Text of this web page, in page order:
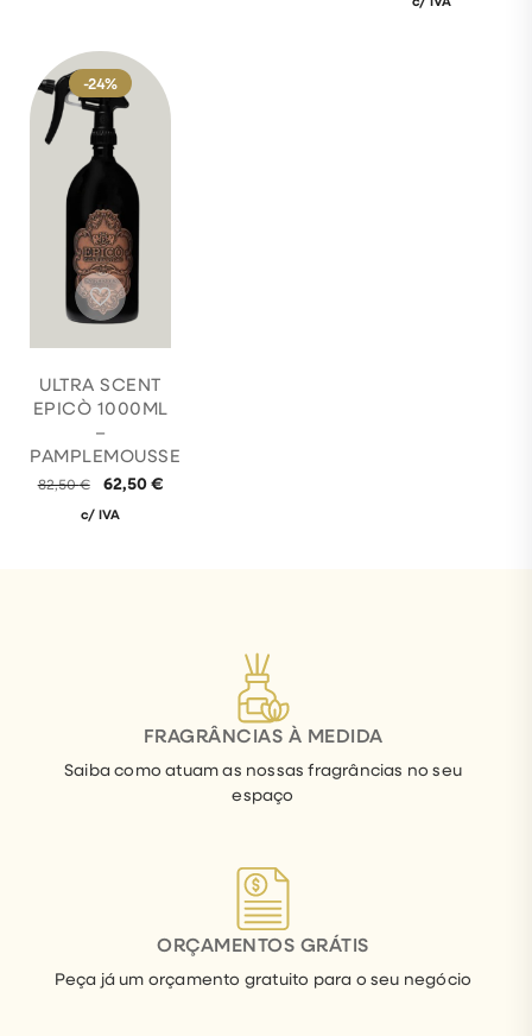
-24%
ULTRA SCENT
EPICÒ 1000ML
–
PAMPLEMOUSSE
82,50€ 62,50€
c/ IVA
FRAGRÂNCIAS À MEDIDA
Saiba como atuam as nossas fragrâncias no seu
espaço
ORÇAMENTOS GRÁTIS
Peça já um orçamento gratuito para o seu negócio